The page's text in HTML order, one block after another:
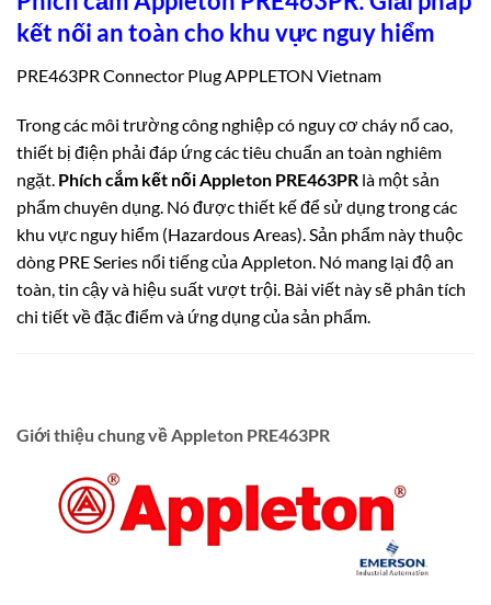
kết nối an toàn cho khu vực nguy hiểm
PRE463PR Connector Plug APPLETON Vietnam
Trong các môi trường công nghiệp có nguy cơ cháy nổ cao,
thiết bị điện phải đáp ứng các tiêu chuẩn an toàn nghiêm
ngặt. Phích cắm kết nối Appleton PRE463PR là một sản
phẩm chuyên dụng. Nó được thiết kế để sử dụng trong các
khu vực nguy hiểm (Hazardous Areas). Sản phẩm này thuộc
dòng PRE Series nổi tiếng của Appleton. Nó mang lại độ an
toàn, tin cậy và hiệu suất vượt trội. Bài viết này sẽ phân tích
chi tiết về đặc điểm và ứng dụng của sản phẩm.
Giới thiệu chung về Appleton PRE463PR